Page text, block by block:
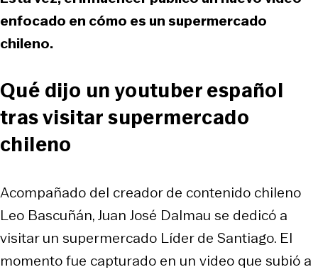
enfocado en cómo es un supermercado
chileno.
Qué dijo un youtuber español
tras visitar supermercado
chileno
Acompañado del creador de contenido chileno
Leo Bascuñán, Juan José Dalmau se dedicó a
visitar un supermercado Líder de Santiago. El
momento fue capturado en un video que subió a